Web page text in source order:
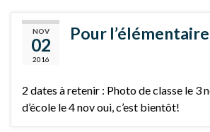
NOV
02
2016
Pour
2 dates à retenir : Photo de classe le 3
d’école le 4 nov oui, c’est bientôt!